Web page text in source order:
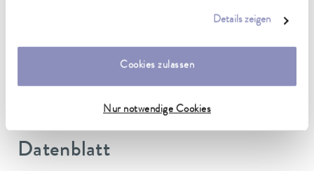
Details zeigen
Cookies zulassen
Nur notwendige Cookies
Datenblatt